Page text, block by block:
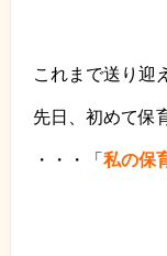
これまで送り迎
先日、初めて保
・・・「 私の保